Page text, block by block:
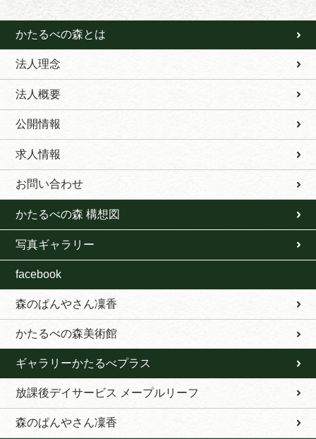
かたるべの森とは
法人理念
法人概要
公開情報
求人情報
お問い合わせ
かたるべの森 構想図
写真ギャラリー
facebook
森のぱんやさん凜香
かたるべの森美術館
ギャラリーかたるべプラス
放課後デイサービス メープルリーフ
森のぱんやさん凜香